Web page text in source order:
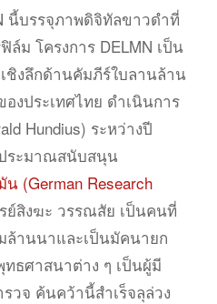
นี้บรรจุภาพดิจิทัลขาวดำที่
ม โครงการ DELMN เป็น
ชิงลึกด้านคัมภีร์ใบลานล้าน
งประเทศไทย ดำเนินการ
Hundius) ระหว่างปี
ประมาณสนับสนุน
(German Research
ย์สิงฆะ วรรณสัย เป็นคนที่
ล้านนาและเป็นมัคนายก
ธศาสนาต่าง ๆ เป็นผู้มี
วจ ค้นคว้านี้สำเร็จลุล่วง